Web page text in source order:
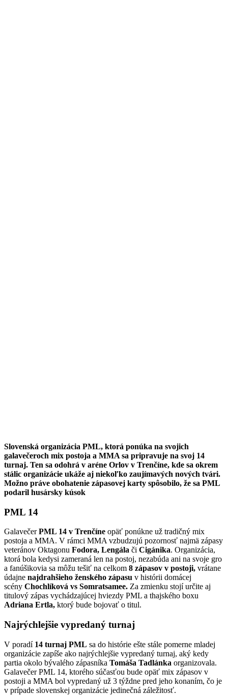
Slovenská organizácia PML, ktorá ponúka na svojich
galavečeroch mix postoja a MMA sa pripravuje na svoj 14
turnaj. Ten sa odohrá v aréne Orlov v Trenčíne, kde sa okrem
stálic organizácie ukáže aj niekoľko zaujímavých nových tvári.
Možno práve obohatenie zápasovej karty spôsobilo, že sa PML
podaril husársky kúsok
PML 14
GalavečerPML 14 v Trenčíne opäť ponúkne už tradičný mix
postoja a MMA. V rámci MMA vzbudzujú pozornosť najmä zápasy
veteránov Oktagonu Fodora, Lengála či Cigánika. Organizácia,
ktorá bola kedysi zameraná len na postoj, nezabúda ani na svoje gro
a fanúšikovia sa môžu tešiť na celkom 8 zápasov v postoji, vrátane
údajne najdrahšieho ženského zápasu v histórii domácej
scény Chochlíková vs Somratsamee. Za zmienku stojí určite aj
titulový zápas vychádzajúcej hviezdy PML a thajského boxu
Adriana Ertla, ktorý bude bojovať o titul.
Najrýchlejšie vypredaný turnaj
V poradí 14 turnaj PML sa do histórie ešte stále pomerne mladej
organizácie zapíše ako najrýchlejšie vypredaný turnaj, aký kedy
partia okolo bývalého zápasníka Tomáša Tadlánka organizovala.
Galavečer PML 14, ktorého súčasťou bude opäť mix zápasov v
postoji a MMA bol vypredaný už 3 týždne pred jeho konaním, čo je
v prípade slovenskej organizácie jedinečná záležitosť.